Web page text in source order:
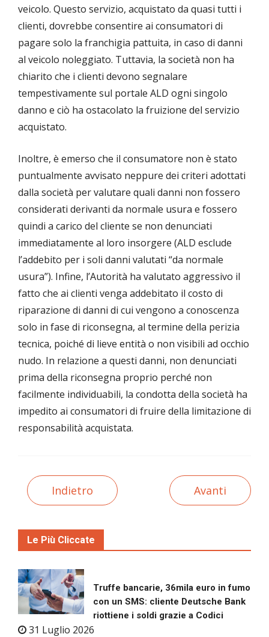
veicolo. Questo servizio, acquistato da quasi tutti i
clienti, dovrebbe consentire ai consumatori di
pagare solo la franchigia pattuita, in caso di danni
al veicolo noleggiato. Tuttavia, la società non ha
chiarito che i clienti devono segnalare
tempestivamente sul portale ALD ogni singolo
danno e ciò ha ostacolato la fruizione del servizio
acquistato.
Inoltre, è emerso che il consumatore non è stato
puntualmente avvisato neppure dei criteri adottati
dalla società per valutare quali danni non fossero
considerati derivanti da normale usura e fossero
quindi a carico del cliente se non denunciati
immediatamente al loro insorgere (ALD esclude
l’addebito per i soli danni valutati “da normale
usura”). Infine, l’Autorità ha valutato aggressivo il
fatto che ai clienti venga addebitato il costo di
riparazione di danni di cui vengono a conoscenza
solo in fase di riconsegna, al termine della perizia
tecnica, poiché di lieve entità o non visibili ad occhio
nudo. In relazione a questi danni, non denunciati
prima della riconsegna proprio perché non
facilmente individuabili, la condotta della società ha
impedito ai consumatori di fruire della limitazione di
responsabilità acquistata.
Indietro Avanti
Le Più Cliccate
Truffe bancarie, 36mila euro in fumo
con un SMS: cliente Deutsche Bank
riottiene i soldi grazie a Codici
31 Luglio 2026